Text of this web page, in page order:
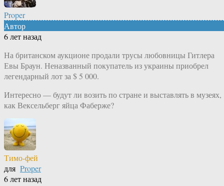
Proper
Автор
6 лет назад
На британском аукционе продали трусы любовницы Гитлера
Евы Браун. Неназванный покупатель из украины приобрел
легендарный лот за $ 5 000.
Интересно — будут ли возить по стране и выставлять в музеях,
как Вексельберг яйца Фаберже?
Тимо-фей
для Proper
6 лет назад